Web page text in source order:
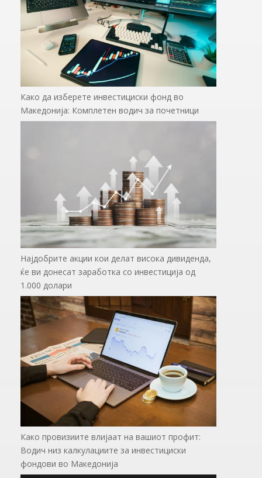
Како да изберете инвестициски фонд во
Македонија: Комплетен водич за почетници
Најдобрите акции кои делат висока дивиденда,
ќе ви донесат заработка со инвестиција од
1.000 долари
Како провизиите влијаат на вашиот профит:
Водич низ калкулациите за инвестициски
фондови во Mакедонија